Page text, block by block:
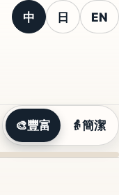
中 日 EN
🎨豐富 👵簡潔